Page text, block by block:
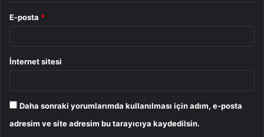
E-posta *
İnternet sitesi
Daha sonraki yorumlarımda kullanılması için adım, e-posta
adresim ve site adresim bu tarayıcıya kaydedilsin.